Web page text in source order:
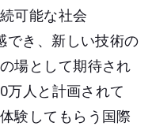
可能な社会
でき、新しい技術の
場として期待され
万人と計画されて
験してもらう国際